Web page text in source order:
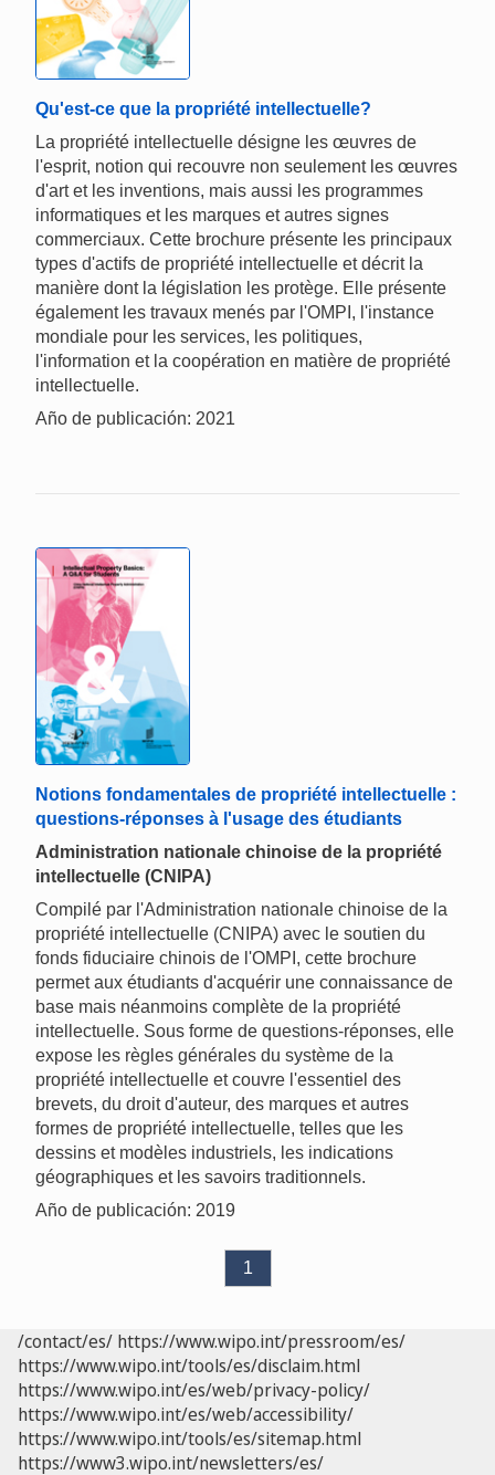
Qu'est-ce que la propriété intellectuelle?
La propriété intellectuelle désigne les œuvres de
l'esprit, notion qui recouvre non seulement les œuvres
d'art et les inventions, mais aussi les programmes
informatiques et les marques et autres signes
commerciaux. Cette brochure présente les principaux
types d'actifs de propriété intellectuelle et décrit la
manière dont la législation les protège. Elle présente
également les travaux menés par l'OMPI, l'instance
mondiale pour les services, les politiques,
l'information et la coopération en matière de propriété
intellectuelle.
Año de publicación: 2021
Notions fondamentales de propriété intellectuelle :
questions-réponses à l'usage des étudiants
Administration nationale chinoise de la propriété
intellectuelle (CNIPA)
Compilé par l'Administration nationale chinoise de la
propriété intellectuelle (CNIPA) avec le soutien du
fonds fiduciaire chinois de l'OMPI, cette brochure
permet aux étudiants d'acquérir une connaissance de
base mais néanmoins complète de la propriété
intellectuelle. Sous forme de questions-réponses, elle
expose les règles générales du système de la
propriété intellectuelle et couvre l'essentiel des
brevets, du droit d'auteur, des marques et autres
formes de propriété intellectuelle, telles que les
dessins et modèles industriels, les indications
géographiques et les savoirs traditionnels.
Año de publicación: 2019
1
/contact/es/ https://www.wipo.int/pressroom/es/
https://www.wipo.int/tools/es/disclaim.html
https://www.wipo.int/es/web/privacy-policy/
https://www.wipo.int/es/web/accessibility/
https://www.wipo.int/tools/es/sitemap.html
https://www3.wipo.int/newsletters/es/